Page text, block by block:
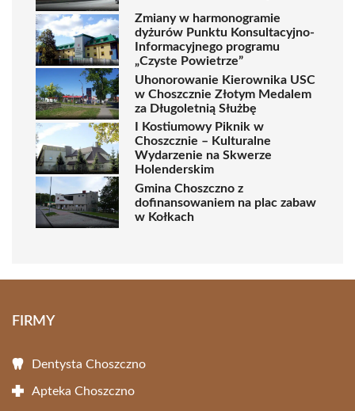
Zmiany w harmonogramie
dyżurów Punktu Konsultacyjno-
Informacyjnego programu
„Czyste Powietrze”
Uhonorowanie Kierownika USC
w Choszcznie Złotym Medalem
za Długoletnią Służbę
I Kostiumowy Piknik w
Choszcznie – Kulturalne
Wydarzenie na Skwerze
Holenderskim
Gmina Choszczno z
dofinansowaniem na plac zabaw
w Kołkach
FIRMY
Dentysta Choszczno
Apteka Choszczno